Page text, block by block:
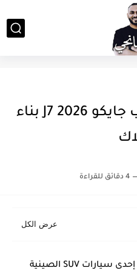
ابرز 9 مميزات وعيوب جايكو J7 2026 بناء
4 دقائق للقراءة
​سيارة جايكو J7 موديل 2026 هي إحدى سيارات SUV الصينية